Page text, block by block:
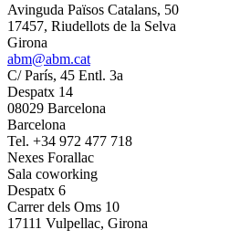
Avinguda Països Catalans, 50
17457, Riudellots de la Selva
Girona
abm@abm.cat
C/ París, 45 Entl. 3a
Despatx 14
08029 Barcelona
Barcelona
Tel. +34 972 477 718
Nexes Forallac
Sala coworking
Despatx 6
Carrer dels Oms 10
17111 Vulpellac, Girona